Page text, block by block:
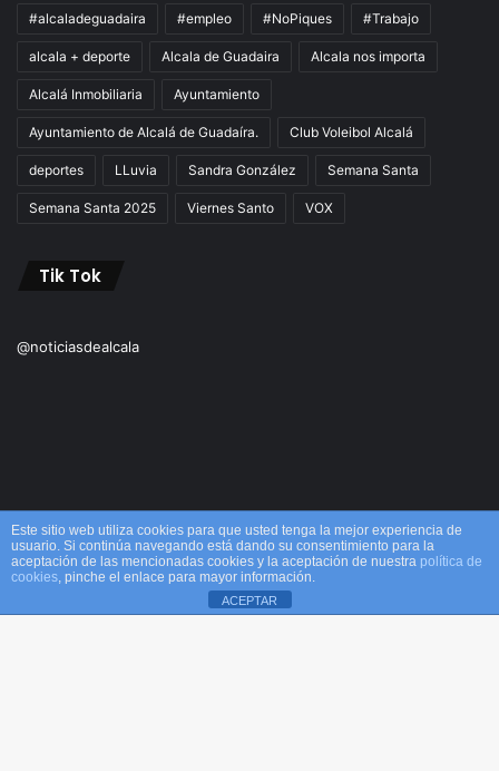
#alcaladeguadaira #empleo #NoPiques #Trabajo
alcala + deporte Alcala de Guadaira Alcala nos importa
Alcalá Inmobiliaria Ayuntamiento
Ayuntamiento de Alcalá de Guadaíra. Club Voleibol Alcalá
deportes LLuvia Sandra González Semana Santa
Semana Santa 2025 Viernes Santo VOX
Tik Tok
@noticiasdealcala
© Copyright 2026, Todos los derechos reservados M&M |
Alcalá
Facebook X WhatsApp Telegram Viber
Este sitio web utiliza cookies para que usted tenga la mejor experiencia de
usuario. Si continúa navegando está dando su consentimiento para la
aceptación de las mencionadas cookies y la aceptación de nuestra política de
cookies, pinche el enlace para mayor información.
ACEPTAR